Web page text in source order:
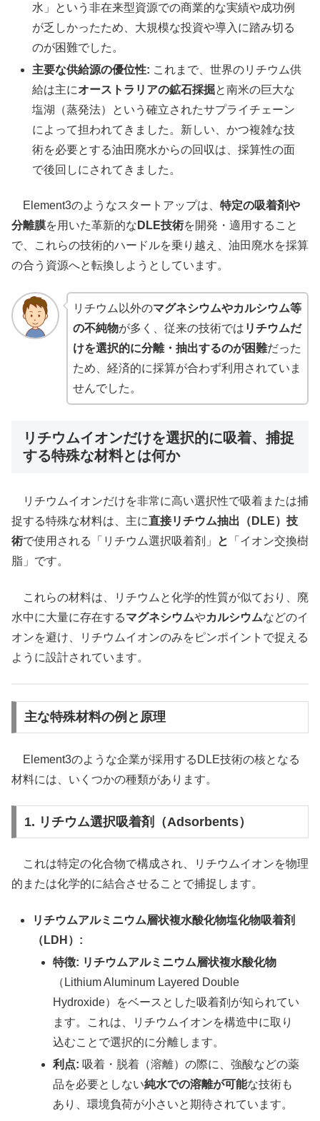
水」という非在来型資源での商業的な実績や成功例
が乏しかったため、大規模な投資や導入に踏み切る
のが困難でした。
主要な供給源の優位性: これまで、世界のリチウム供
給は主にオーストラリアの鉱石採掘と南米の巨大な
塩湖（蒸発法）という確立されたサプライチェーン
によって担われてきました。新しい、かつ複雑な技
術を必要とする油田廃水からの回収は、採算性の面
で後回しにされてきました。
Element3のようなスタートアップは、 特定の吸着剤や
分離膜を用いた革新的な DLE技術を開発・適用すること
で、これらの技術的ハードルを乗り越え、油田廃水を採算
の合う資源へと転換しようとしています。
リチウム以外のマグネシウムやカルシウム等
の不純物が多く、従来の技術では リチウムだ
けを選択的に分離・抽出するのが困難だった
ため、経済的に採算が合わず利用されていま
せんでした。
リチウムイオンだけを選択的に吸着、捕捉
する特殊な材料とは何か
リチウムイオンだけを非常に高い選択性で吸着または捕
捉する特殊な材料は、主に直接リチウム抽出（DLE）技
術で使用される「リチウム選択吸着剤」 と
「イオン交換樹
脂」です。
これらの材料は、リチウムと化学的性質が似ており、廃
水中に大量に存在するマグネシウムやカルシウムなどのイ
オンを避け、リチウムイオンのみをピンポイントで捉える
ように設計されています。
主な特殊材料の例と原理
Element3のような企業が採用するDLE技術の核となる
材料には、いくつかの種類があります。
1. リチウム選択吸着剤（Adsorbents）
これは特定の化合物で構成され、リチウムイオンを物理
的または化学的に結合させることで捕捉します。
リチウムアルミニウム層状複水酸化物塩化物吸着剤
（LDH）:
特徴: リチウムアルミニウム層状複水酸化物
（Lithium Aluminum Layered Double
Hydroxide）をベースとした吸着剤が知られてい
ます。これは、リチウムイオンを構造中に取り
込むことで選択的に分離します。
利点: 吸着・脱着（溶離）の際に、強酸などの薬
品を必要としない純水での溶離が可能な技術も
あり、環境負荷が小さいと期待されています。